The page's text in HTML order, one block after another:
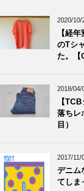
2020/10/
【経
のTシ
た。【
2018/04/
【
落ちレ
目）
2017/11/
デニム
てしま